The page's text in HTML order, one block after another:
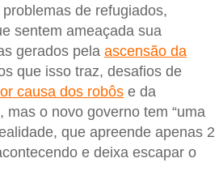
de refugiados,
sentem ameaçada sua
gerados pela ascensão da
que isso traz, desafios de
causa dos robôs e da
mas o novo governo tem “uma
que apreende apenas 2
e deixa escapar o